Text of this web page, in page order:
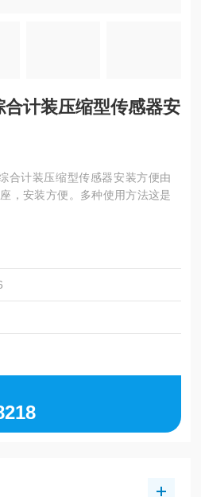
计装压缩型传感器安
合计装压缩型传感器安装方便由
，安装方便。多种使用方法这是